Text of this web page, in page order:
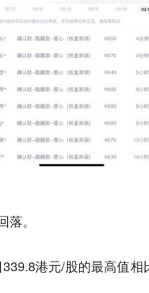
。
港元/股的最高值相